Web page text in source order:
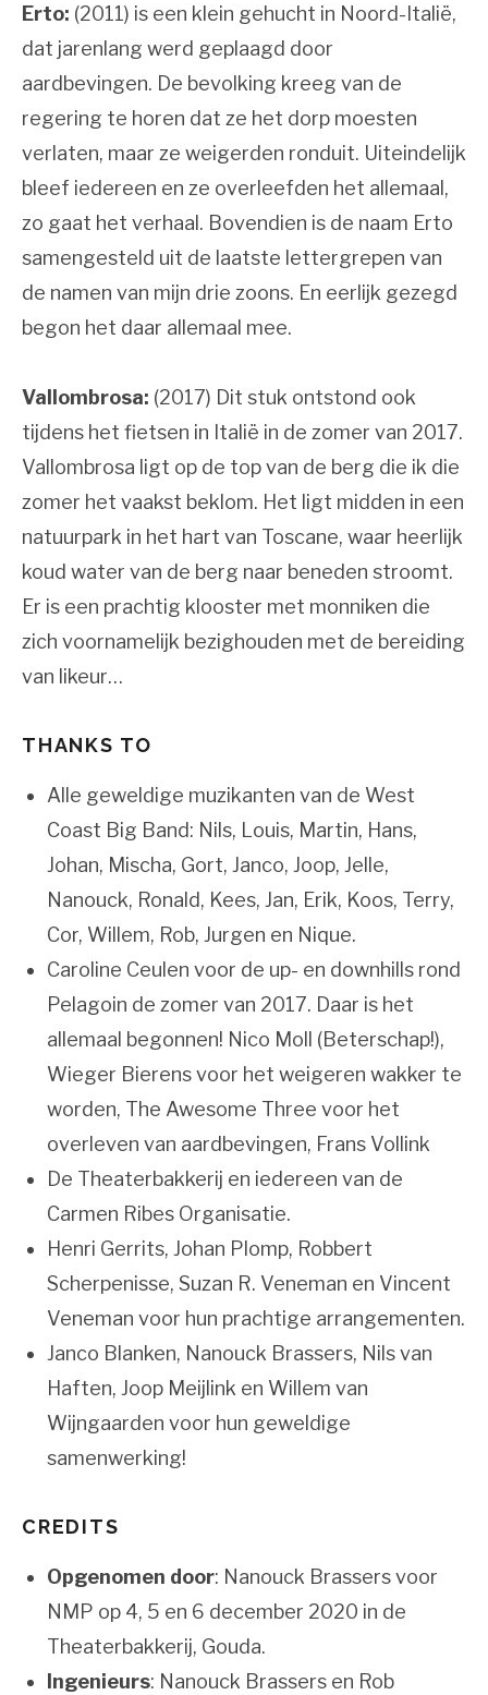
Erto: (2011) is een klein gehucht in Noord-Italië,
dat jarenlang werd geplaagd door
aardbevingen. De bevolking kreeg van de
regering te horen dat ze het dorp moesten
verlaten, maar ze weigerden ronduit. Uiteindelijk
bleef iedereen en ze overleefden het allemaal,
zo gaat het verhaal. Bovendien is de naam Erto
samengesteld uit de laatste lettergrepen van
de namen van mijn drie zoons. En eerlijk gezegd
begon het daar allemaal mee.
Vallombrosa: (2017) Dit stuk ontstond ook
tijdens het fietsen in Italië in de zomer van 2017.
Vallombrosa ligt op de top van de berg die ik die
zomer het vaakst beklom. Het ligt midden in een
natuurpark in het hart van Toscane, waar heerlijk
koud water van de berg naar beneden stroomt.
Er is een prachtig klooster met monniken die
zich voornamelijk bezighouden met de bereiding
van likeur…
THANKS TO
Alle geweldige muzikanten van de West
Coast Big Band: Nils, Louis, Martin, Hans,
Johan, Mischa, Gort, Janco, Joop, Jelle,
Nanouck, Ronald, Kees, Jan, Erik, Koos, Terry,
Cor, Willem, Rob, Jurgen en Nique.
Caroline Ceulen voor de up- en downhills rond
Pelagoin de zomer van 2017. Daar is het
allemaal begonnen! Nico Moll (Beterschap!),
Wieger Bierens voor het weigeren wakker te
worden, The Awesome Three voor het
overleven van aardbevingen, Frans Vollink
De Theaterbakkerij en iedereen van de
Carmen Ribes Organisatie.
Henri Gerrits, Johan Plomp, Robbert
Scherpenisse, Suzan R. Veneman en Vincent
Veneman voor hun prachtige arrangementen.
Janco Blanken, Nanouck Brassers, Nils van
Haften, Joop Meijlink en Willem van
Wijngaarden voor hun geweldige
samenwerking!
CREDITS
Opgenomen door: Nanouck Brassers voor
NMP op 4, 5 en 6 december 2020 in de
Theaterbakkerij, Gouda.
Ingenieurs: Nanouck Brassers en Rob